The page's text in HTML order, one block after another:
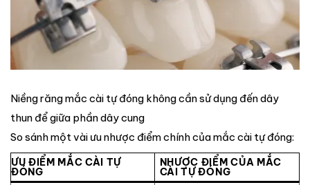
Niềng răng mắc cài tự đóng không cần sử dụng đến dây
thun để giữa phần dây cung
So sánh một vài ưu nhược điểm chính của mắc cài tự đóng:
ƯU ĐIỂM MẮC CÀI TỰ
ĐÓNG
NHƯỢC ĐIỂM CỦA MẮC
CÀI TỰ ĐÓNG